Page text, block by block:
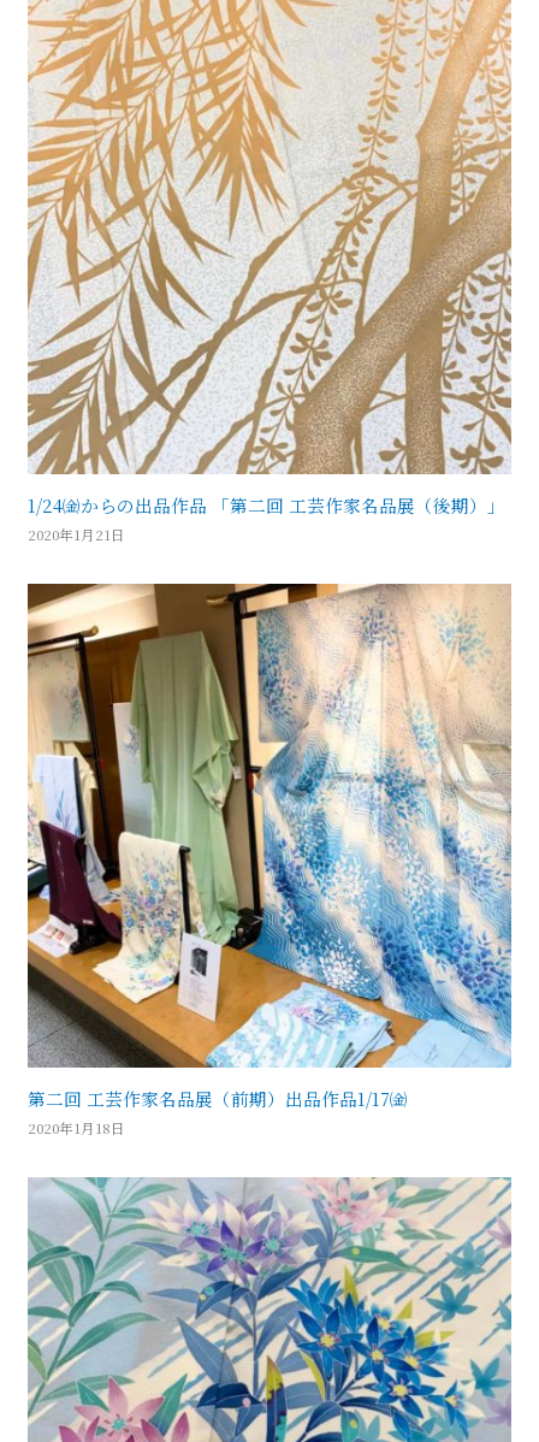
1/24㈮からの出品作品 「第二回 工芸作家名品展（後期）」
2020年1月21日
第二回 工芸作家名品展（前期）出品作品1/17㈮
2020年1月18日